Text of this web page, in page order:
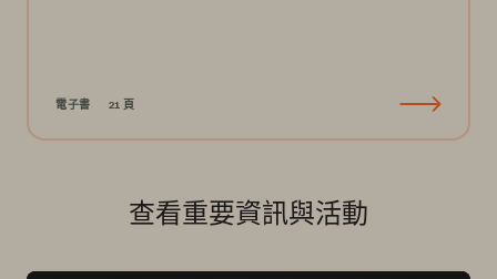
電子書 21 頁
查看重要資訊與活動